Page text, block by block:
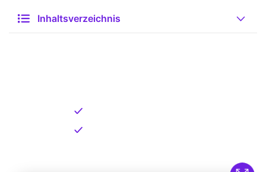
Inhaltsverzeichnis